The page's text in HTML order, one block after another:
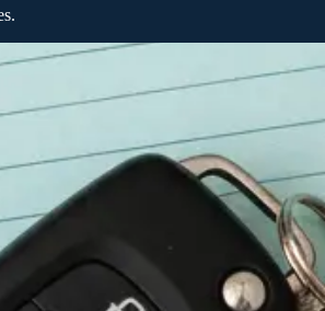
cuánto pagarás en tu transferencia.
234,70€.